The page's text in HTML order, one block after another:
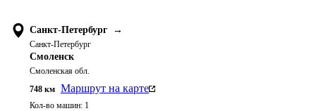
Санкт-Петербург →
Санкт-Петербург
Смоленск
Смоленская обл.
748 км Маршрут на карте
Кол-во машин: 1